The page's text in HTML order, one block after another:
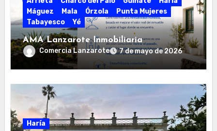
Máguez
Mala Órzola
Punta Mujeres
Tabayesco
Yé
AMA Lanzarote Inmobiliaria
Comercia Lanzarote 7 de mayo de 2026
Haría